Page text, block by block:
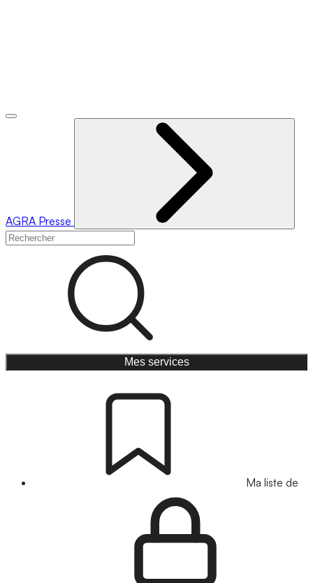
AGRA Presse
Mes services
Ma liste de